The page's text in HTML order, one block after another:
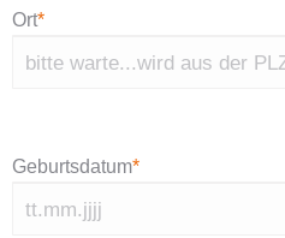
Ort*
Geburtsdatum*